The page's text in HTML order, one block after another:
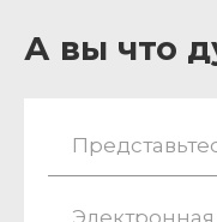
А вы что